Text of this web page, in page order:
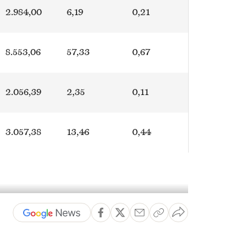
2.984,00 6,19 0,21
8.553,06 57,33 0,67
2.056,39 2,35 0,11
3.057,38 13,46 0,44